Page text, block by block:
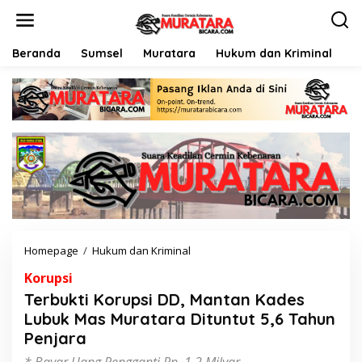
Beranda Sumsel Muratara Hukum dan Kriminal
Homepage / Hukum dan Kriminal
b
u
k
Korupsi
Terbukti Korupsi DD, Mantan Kades
Lubuk Mas Muratara Dituntut 5,6 Tahun
Penjara